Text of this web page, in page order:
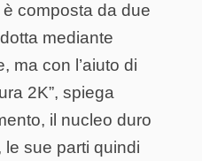
composta da due
mediante
ma con l’aiuto di
2K”, spiega
il nucleo duro
sue parti quindi